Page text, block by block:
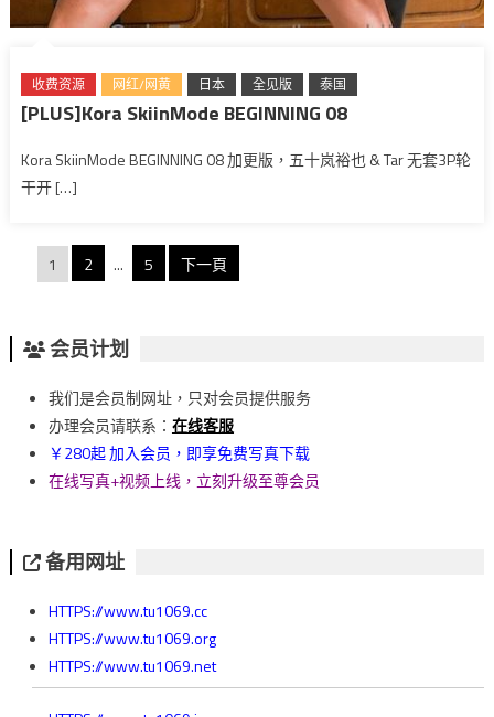
收费资源 网红/网黄 日本 全见版 泰国
[PLUS]Kora SkiinMode BEGINNING 08
Kora SkiinMode BEGINNING 08 加更版，五十岚裕也 & Tar 无套3P轮
干开 […]
文
分
頁
1 2 ... 5 下一頁
会员计划
我们是会员制网址，只对会员提供服务
办理会员请联系： 在线客服
￥280起 加入会员，即享免费写真下载
在线写真+视频上线，立刻升级至尊会员
备用网址
HTTPS://www.tu1069.cc
HTTPS://www.tu1069.org
HTTPS://www.tu1069.net